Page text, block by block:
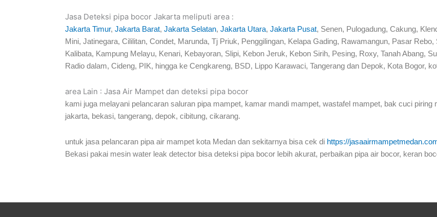
Jasa Deteksi pipa bocor Jakarta meliputi area :
Jakarta Timur, Jakarta Barat, Jakarta Selatan, Jakarta Utara, Jakarta Pusat, Senen, Pulogadung, Cakung,
Mini, Jatinegara, Cililitan, Condet, Marunda, Tj Priuk, Penggilingan, Kelapa Gading, Rawamangun, Pasar
Kalibata, Kampung Melayu, Kenari, Kebayoran, Slipi, Kebon Jeruk, Kebon Sirih, Pesing, Roxy, Tanah Abang,
Radio dalam, Cideng, PIK, hingga ke Cengkareng, BSD, Lippo Karawaci, Tangerang dan Depok, Kota Bogor,
area Lain : Jasa Air Mampet dan deteksi pipa bocor
kami juga melayani pelancaran saluran pipa mampet, kamar mandi mampet, wastafel mampet, bak cuci
jakarta, bekasi, tangerang, depok, cibitung, cikarang.
untuk jasa pelancaran pipa air mampet kota Medan dan sekitarnya bisa cek di https://
Bekasi pakai mesin water leak detector bisa deteksi pipa bocor lebih akurat, perbaikan pipa air bocor, keran